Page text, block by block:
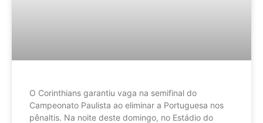
O Corinthians garantiu vaga na semifinal do
Campeonato Paulista ao eliminar a Portuguesa nos
pênaltis. Na noite deste domingo, no Estádio do